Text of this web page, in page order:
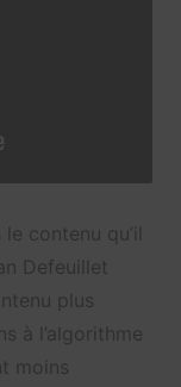
contenu qu’il
Defeuillet
plus
à l’algorithme
moins